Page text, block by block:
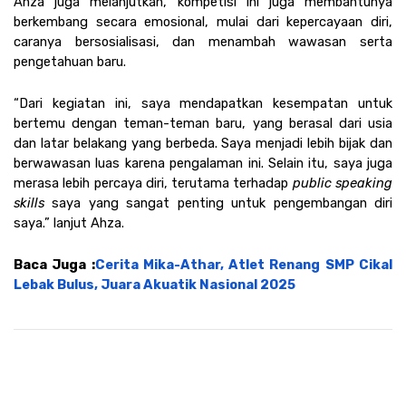
berkembang secara emosional, mulai dari kepercayaan diri,
caranya bersosialisasi, dan menambah wawasan serta
pengetahuan baru.
“Dari kegiatan ini, saya mendapatkan kesempatan untuk
bertemu dengan teman-teman baru, yang berasal dari usia
dan latar belakang yang berbeda. Saya menjadi lebih bijak dan
berwawasan luas karena pengalaman ini. Selain itu, saya juga
merasa lebih percaya diri, terutama terhadap public speaking
skills saya yang sangat penting untuk pengembangan diri
saya.” lanjut Ahza.
Baca Juga :Cerita Mika-Athar, Atlet Renang SMP Cikal
Lebak Bulus, Juara Akuatik Nasional 2025